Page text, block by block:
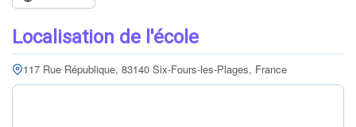
Localisation de l'école
117 Rue République, 83140 Six-Fours-les-Plages, France